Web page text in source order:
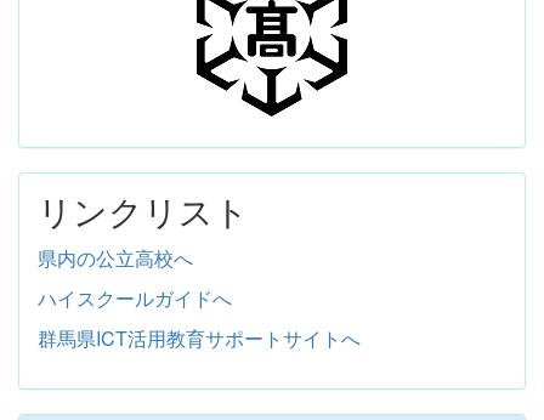
リンクリスト
県内の公立高校へ
ハイスクールガイドへ
群馬県ICT活用教育サポートサイトへ